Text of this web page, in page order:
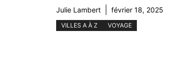
Julie Lambert février 18, 2025
VILLES A À Z VOYAGE